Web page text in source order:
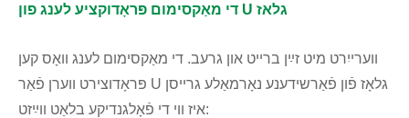
די מאַקסימום פּראָדוקציע לענג פון U גלאז
ווערייִרט מיט זײַן ברייט און גרעב. די מאַקסימום לענג וואָס קען
פּראָדוצירט ווערן פֿאַר U גלאָז פֿון פֿאַרשידענע נאָרמאַלע גרייסן
איז ווי די פֿאָלגנדיקע בלאַט ווײַזט: